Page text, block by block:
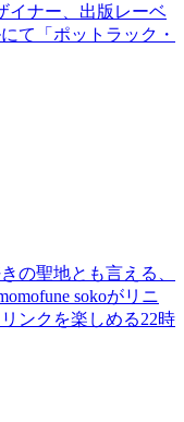
イナー、出版レーベ
て「ポットラック・
の聖地とも言える、
sokoがリニ
ンクを楽しめる22時